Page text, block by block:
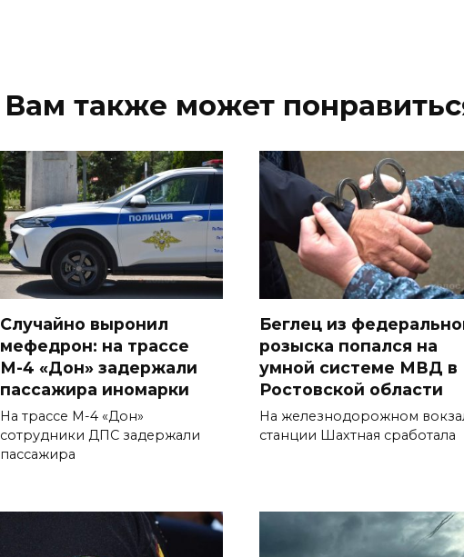
Вам также может
Случайно выронил
мефедрон: на трассе
М-4 «Дон» задержали
пассажира иномарки
На трассе М-4 «Дон»
сотрудники ДПС задержали
пассажира
Беглец из
розыска попался на
умной системе МВД в
Ростовской области
На железнодорожном
станции Шахтная сработала